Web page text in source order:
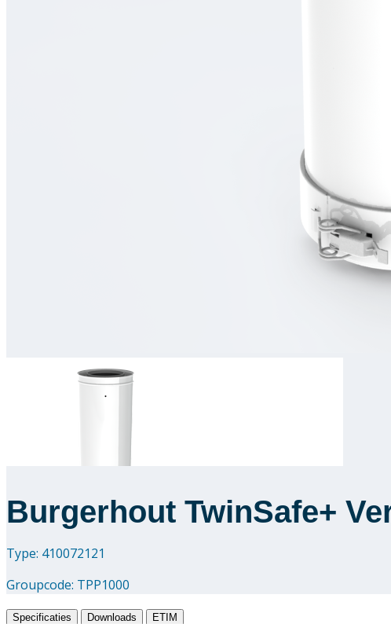
Burgerhout TwinSafe+
Type: 410072121
Groupcode: TPP1000
Specificaties Downloads ETIM